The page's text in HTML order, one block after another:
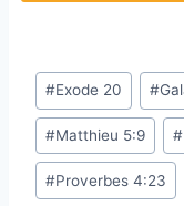
disponible en
Vous pouvez le
Étiquettes
de
la
publication :
#Exode 20 #
#Matthieu 5:9 #
#Proverbes 4:23